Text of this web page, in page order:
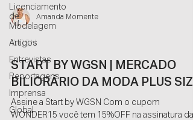
Licenciamento
de
Modelagem
Artigos
Entrevistas
Reportagens
Imprensa
Global
Amanda Momente
WGSN
START BY WGSN | MERCADO
BILIORÁRIO DA MODA PLUS
Assine a Start by WGSN Com o cupom
WONDER15 você tem 15%OFF na assinatura da